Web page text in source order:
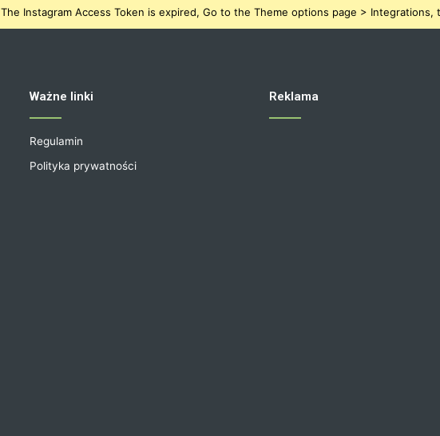
The Instagram Access Token is expired, Go to the Theme options page >
Ważne linki
Regulamin
Polityka prywatności
Reklama